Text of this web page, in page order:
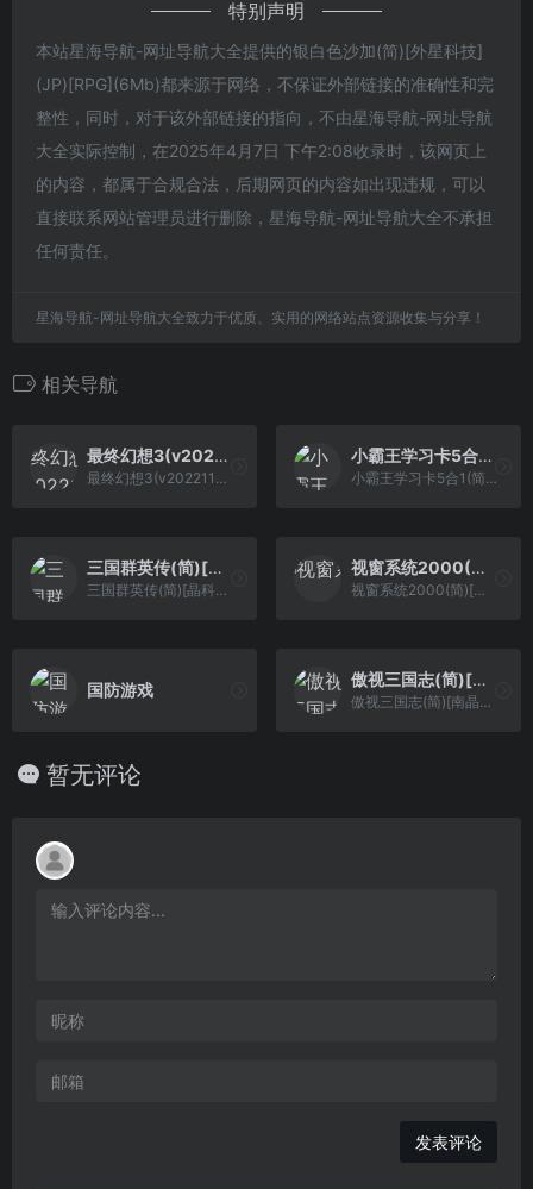
特别声明
本站星海导航-网址导航大全提供的银白色沙加(简)[外星科技]
(JP)[RPG](6Mb)都来源于网络，不保证外部链接的准确性和完
整性，同时，对于该外部链接的指向，不由星海导航-网址导航
大全实际控制，在2025年4月7日 下午2:08收录时，该网页上
的内容，都属于合规合法，后期网页的内容如出现违规，可以
直接联系网站管理员进行删除，星海导航-网址导航大全不承担
任何责任。
星海导航-网址导航大全致力于优质、实用的网络站点资源收集与分享！
相关导航
最终幻想3(v20221112)(修正版)(简)[外星科技+晚风轻起](JP)[RPG](8Mb)
最终幻想3(v20221112)(修正版)(简)[外星科技+晚风轻起](JP)[RPG](8Mb)
小霸王学习卡5合1(简)[小霸王](CN)[ETC](4Mb)
小霸王学习卡5合1(简)[小霸王](CN)[ETC](4Mb)
三国群英传(简)[晶科泰](CN)[SLG](8Mb)
三国群英传(简)[晶科泰](CN)[SLG](8Mb)
视窗系统2000(简)[小霸王](CN)[ETC](4Mb)
视窗系统2000(简)[小霸王](CN)[ETC](4Mb)
国防游戏
傲视三国志(简)[南晶科技](CN)[RPG](16Mb)
傲视三国志(简)[南晶科技](CN)[RPG](16Mb)
暂无评论
发表评论